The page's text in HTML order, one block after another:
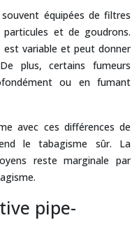
équipées de filtres
particules et de goudrons.
est variable et peut donner
plus, certains fumeurs
ou en fumant
avec ces différences de
le tabagisme sûr. La
reste marginale par
pipe-